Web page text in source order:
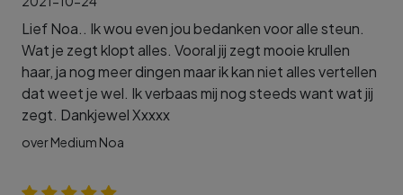
Lief Noa.. Ik wou even jou bedanken voor alle steun.
Wat je zegt klopt alles. Vooral jij zegt mooie krullen
haar, ja nog meer dingen maar ik kan niet alles vertellen
dat weet je wel. Ik verbaas mij nog steeds want wat jij
zegt. Dankjewel Xxxxx
over Medium Noa